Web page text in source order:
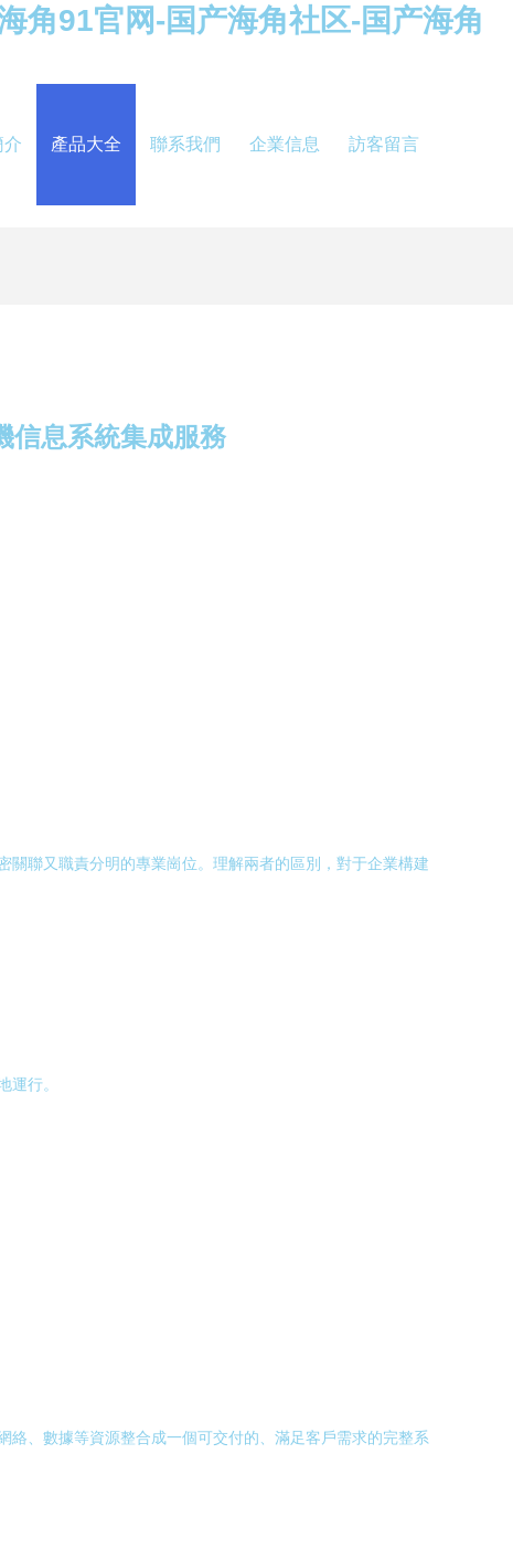
角91官网-国产海角社区-国产海角
介 產品大全 聯系我們 企業信息 訪客留言
信息系統集成服務
關聯又職責分明的專業崗位。理解兩者的區別，對于企業構建
運行。
絡、數據等資源整合成一個可交付的、滿足客戶需求的完整系